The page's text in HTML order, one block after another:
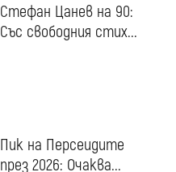
Стефан Цанев на 90:
Със свободния стих...
Пик на Персеидите
през 2026: Очаква...